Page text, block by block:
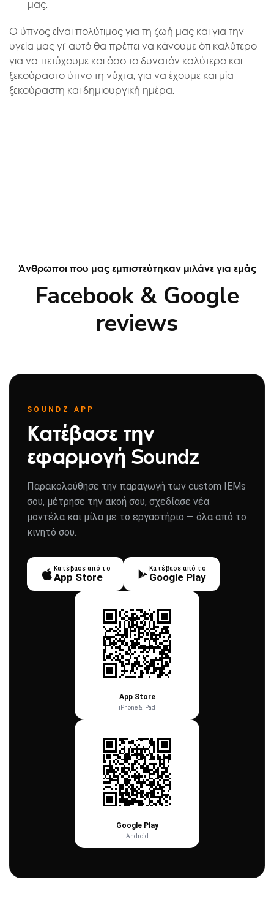
μας.
Ο ύπνος είναι πολύτιμος για τη ζωή μας και για την
υγεία μας γι’ αυτό θα πρέπει να κάνουμε ότι καλύτερο
για να πετύχουμε και όσο το δυνατόν καλύτερο και
ξεκούραστο ύπνο τη νύχτα, για να έχουμε και μία
ξεκούραστη και δημιουργική ημέρα.
Άνθρωποι που μας εμπιστεύτηκαν μιλάνε για εμάς
Facebook & Google
reviews
SOUNDZ APP
Κατέβασε την
εφαρμογή Soundz
Παρακολούθησε την παραγωγή των custom IEMs
σου, μέτρησε την ακοή σου, σχεδίασε νέα
μοντέλα και μίλα με το εργαστήριο — όλα από το
κινητό σου.
Κατέβασε από το
App Store
Κατέβασε από το
Google Play
App Store
iPhone & iPad
Google Play
Android